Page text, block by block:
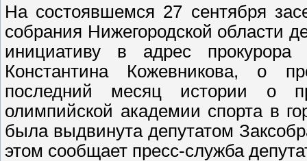
На состоявшемся 27 сентября
собрания Нижегородской области
инициативу в адрес прокурора
Константина Кожевникова, о
последний месяц истории о
олимпийской академии спорта в
была выдвинута депутатом
этом сообщает пресс-служба